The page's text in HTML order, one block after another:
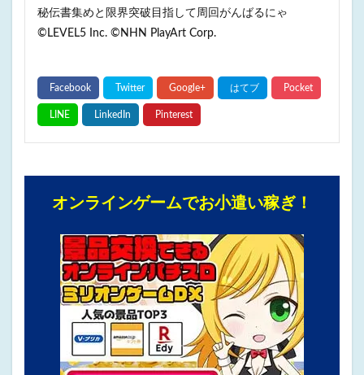
秘伝書集めと限界突破目指して周回がんばるにゃ
©LEVEL5 Inc. ©NHN PlayArt Corp.
オンラインゲームでお小遣い稼ぎ！